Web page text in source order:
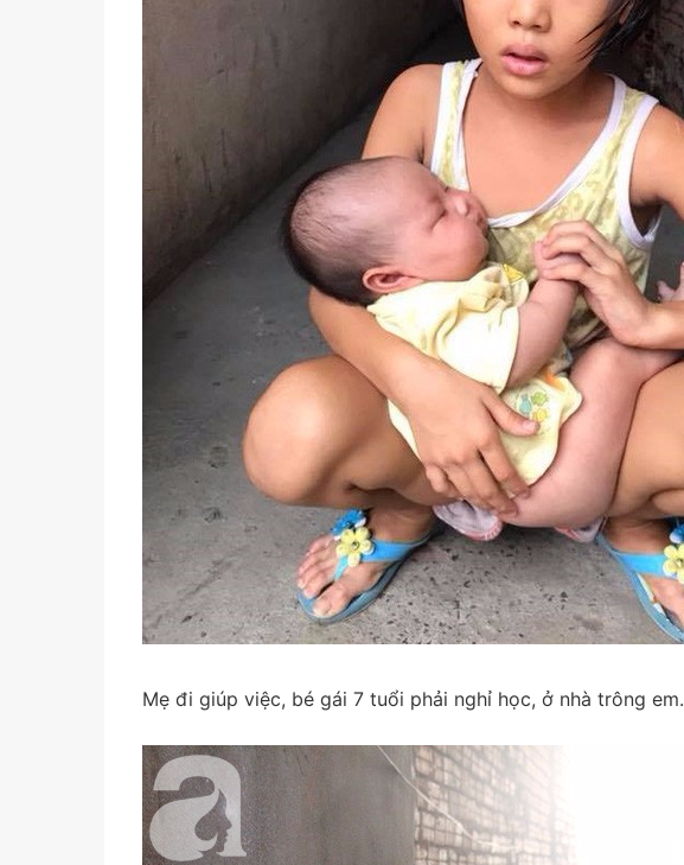
Mẹ đi giúp việc, bé gái 7 tuổi phải nghỉ học, ở nhà trông em.